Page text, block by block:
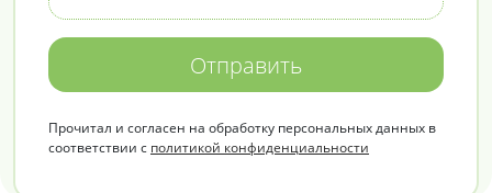
Отправить
Прочитал и согласен на обработку персональных данных в
соответствии с политикой конфиденциальности